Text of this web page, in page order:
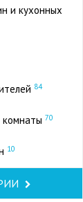
и кухонных
84
комнаты 70
10